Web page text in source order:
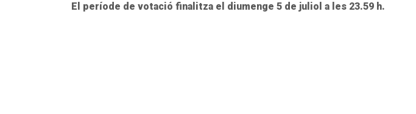
El període de votació finalitza el diumenge 5 de juliol a les 23.59 h.